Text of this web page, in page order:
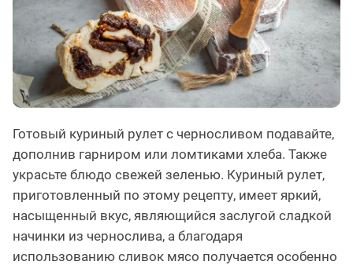
Готовый куриный рулет с черносливом подавайте,
дополнив гарниром или ломтиками хлеба. Также
украсьте блюдо свежей зеленью. Куриный рулет,
приготовленный по этому рецепту, имеет яркий,
насыщенный вкус, являющийся заслугой сладкой
начинки из чернослива, а благодаря
использованию сливок мясо получается особенно